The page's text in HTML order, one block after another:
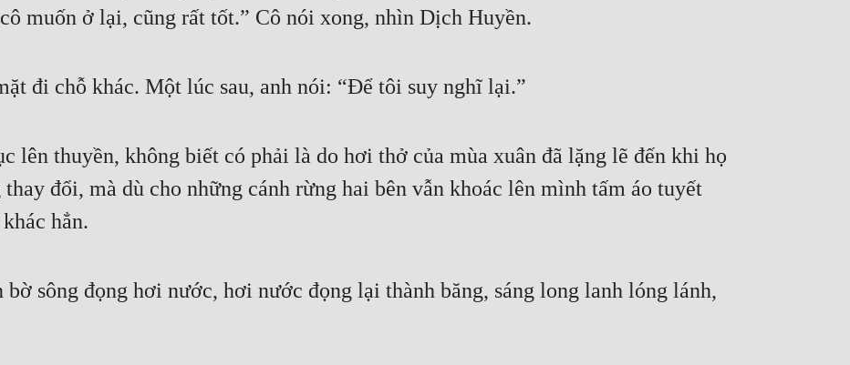
muốn ở lại, cũng rất tốt.” Cô nói xong, nhìn Dịch Huyền.
đi chỗ khác. Một lúc sau, anh nói: “Để tôi suy nghĩ lại.”
lên thuyền, không biết có phải là do hơi thở của mùa xuân đã lặng lẽ đến khi họ
đổi, mà dù cho những cánh rừng hai bên vẫn khoác lên mình tấm áo tuyết
hẳn.
bờ sông đọng hơi nước, hơi nước đọng lại thành băng, sáng long lanh lóng lánh,